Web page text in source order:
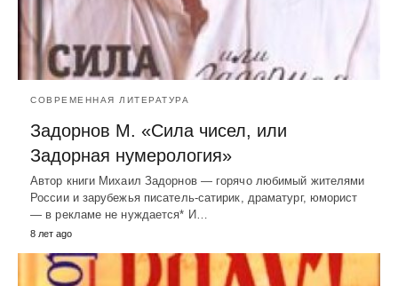
СОВРЕМЕННАЯ ЛИТЕРАТУРА
Задорнов М. «Сила чисел, или
Задорная нумерология»
Автор книги Михаил Задорнов — горячо любимый жителями
России и зарубежья писатель-сатирик, драматург, юморист
— в рекламе не нуждается* И…
8 лет ago